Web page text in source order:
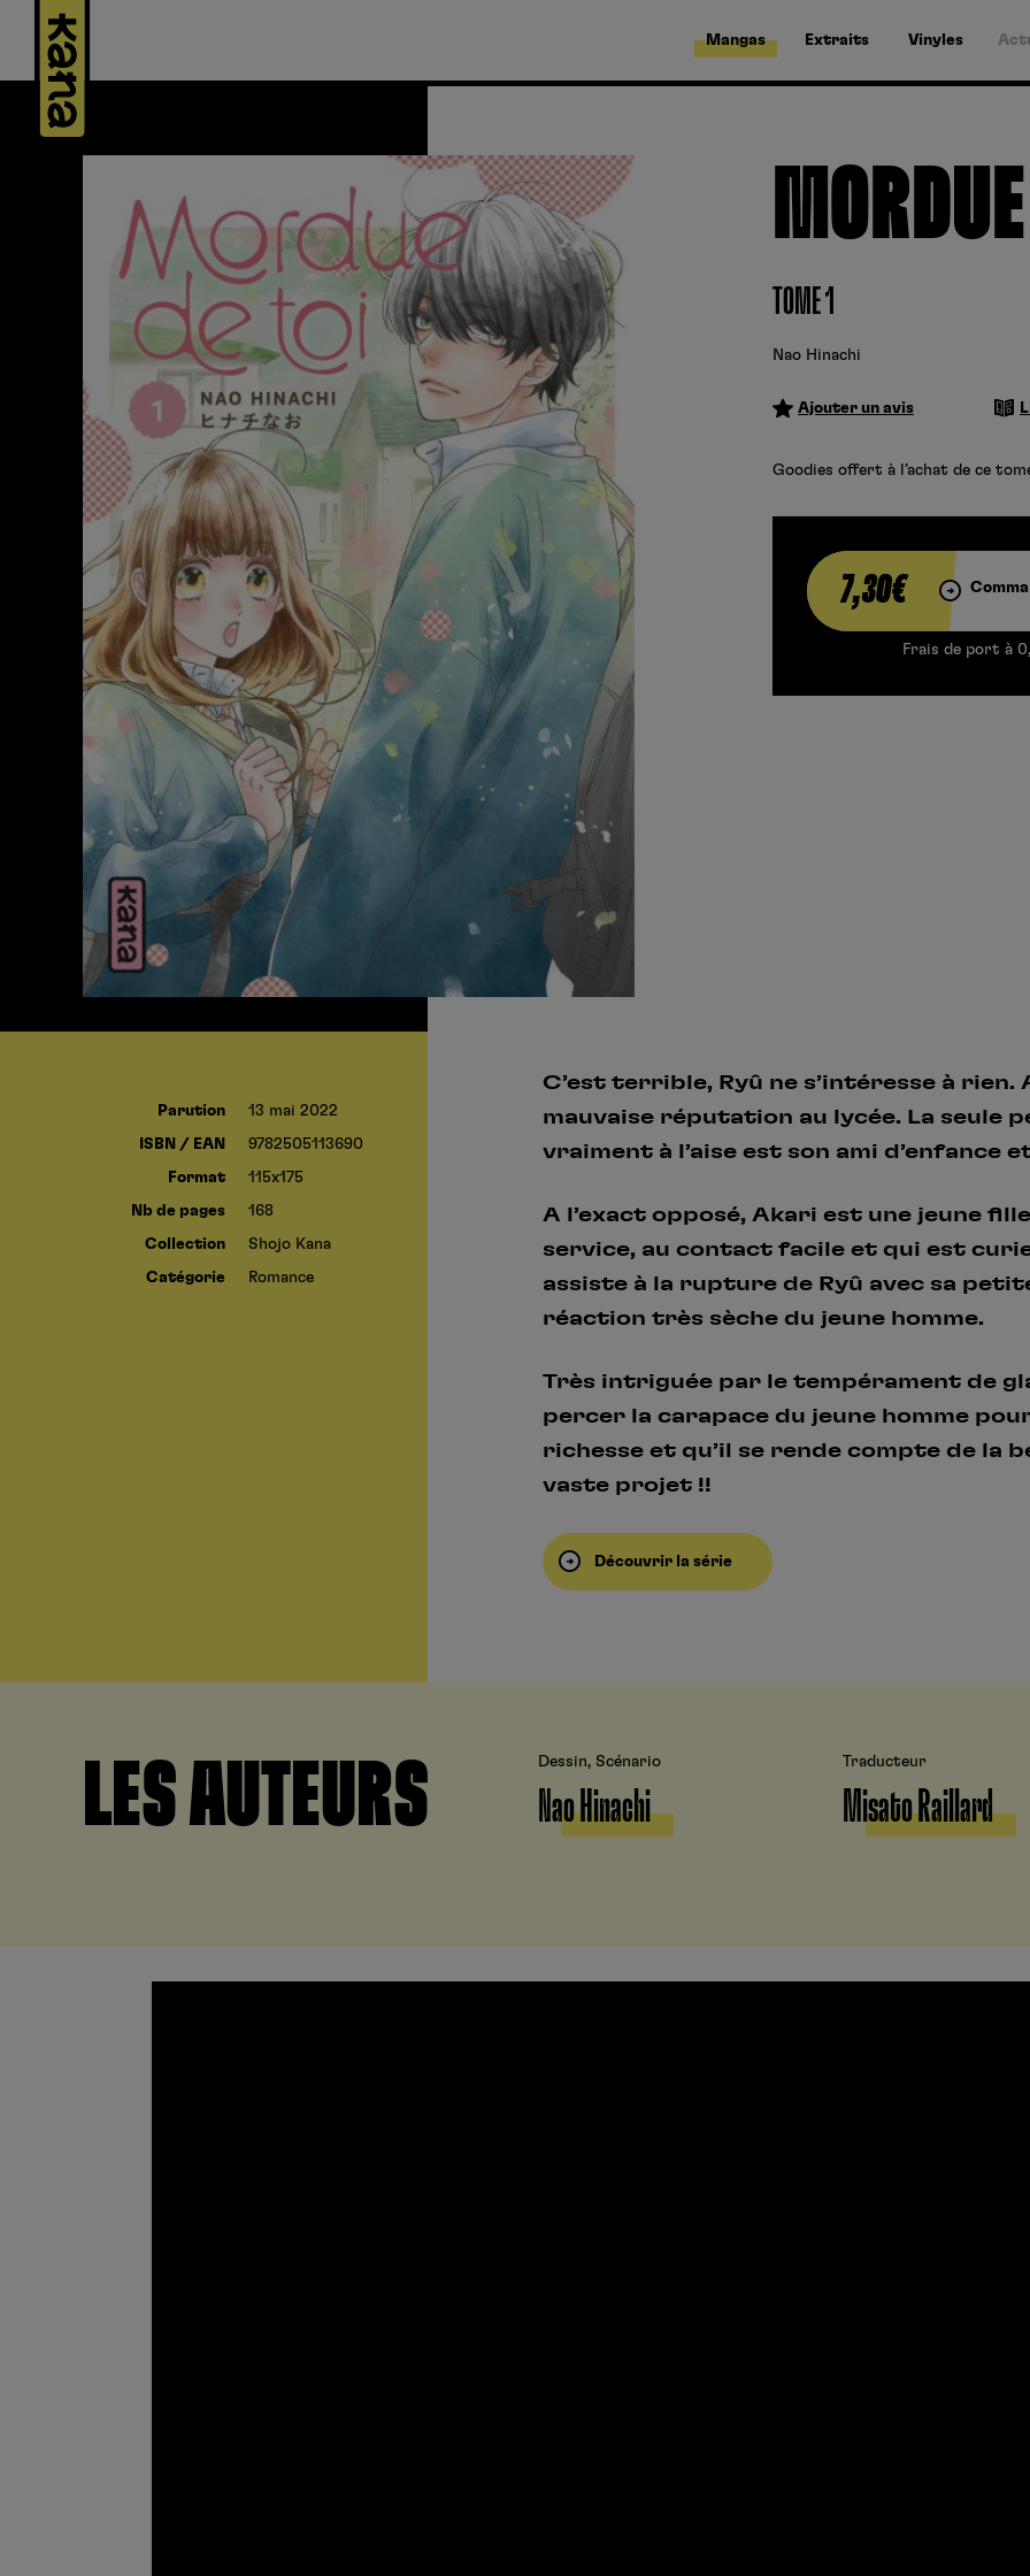
Mangas Extraits Vinyles
TOME 1
Nao Hinachi
Ajouter un avis
Goodies offert à l’achat de ce
7,30€
Frais de port à
Parution 13 mai 2022
ISBN / EAN 9782505113690
Format 115x175
Nb de pages 168
Collection Shojo Kana
Catégorie Romance
C’est terrible, Ryû ne s’intéresse à
mauvaise réputation au lycée. La seule
vraiment à l’aise est son ami d’enfance
A l’exact opposé, Akari est une jeune
service, au contact facile et qui est
assiste à la rupture de Ryû avec sa
réaction très sèche du jeune homme.
Très intriguée par le tempérament de
percer la carapace du jeune homme
richesse et qu’il se rende compte de la
vaste projet !!
Découvrir la série
LES AUTEURS Dessin, Scénario
Nao Hinachi
Traducteur
Misato Raillard
Panneau de gestion des cookies